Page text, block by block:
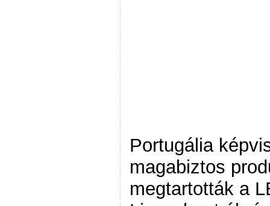
Portugália
magabiztos
megtartották a